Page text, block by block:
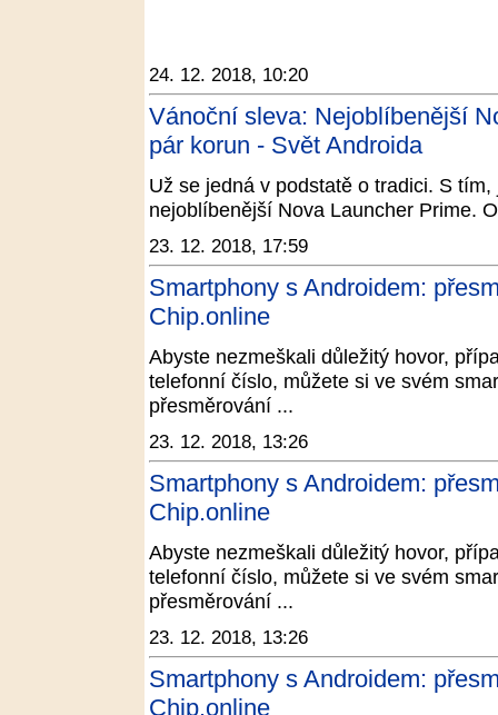
24. 12. 2018, 10:20
Vánoční sleva: Nejoblíbenější
pár korun - Svět Androida
Už se jedná v podstatě o tradici. S
nejoblíbenější Nova Launcher Prime.
23. 12. 2018, 17:59
Smartphony s Androidem:
Chip.online
Abyste nezmeškali důležitý hovor,
telefonní číslo, můžete si ve svém
přesměrování ...
23. 12. 2018, 13:26
Smartphony s Androidem:
Chip.online
Abyste nezmeškali důležitý hovor,
telefonní číslo, můžete si ve svém
přesměrování ...
23. 12. 2018, 13:26
Smartphony s Androidem:
Chip.online